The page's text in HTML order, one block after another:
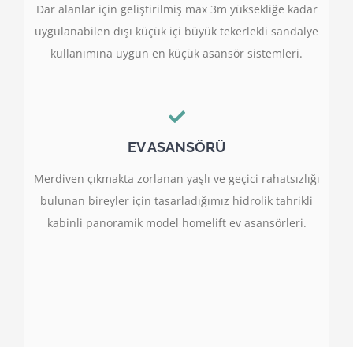
Dar alanlar için geliştirilmiş max 3m yüksekliğe kadar
uygulanabilen dışı küçük içi büyük tekerlekli sandalye
kullanımına uygun en küçük asansör sistemleri.
EV ASANSÖRÜ
Merdiven çıkmakta zorlanan yaşlı ve geçici rahatsızlığı
bulunan bireyler için tasarladığımız hidrolik tahrikli
kabinli panoramik model homelift ev asansörleri.